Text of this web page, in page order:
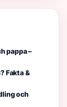
pappa –
Fakta &
och